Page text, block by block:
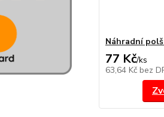
Náhradní
77 Kč/ks
63,64 Kč bez